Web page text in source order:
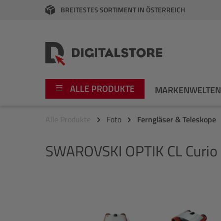
Zur Hauptnavigation springen
BREITESTES SORTIMENT IN ÖSTERREICH
ALLE PRODUKTE MARKENWELTEN
Video
Fujifilm
Alle Produkte Foto Ferngläser & Teleskope
SWAROVSKI OPTIK CL